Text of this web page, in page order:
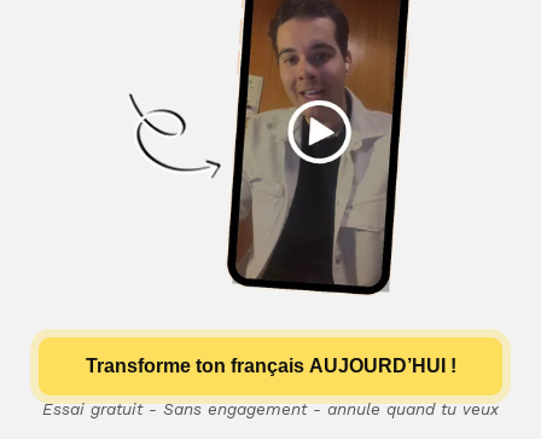
Transforme ton français AUJOURD’HUI !
Essai gratuit - Sans engagement - annule quand tu veux